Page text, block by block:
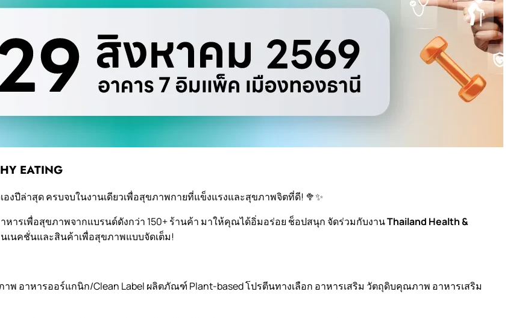
EATING
องปีล่าสุด ครบจบในงานเดียวเพื่อสุขภาพกายที่แข็งแรงและสุขภาพจิตที่ดี! 🥦✨
ารเพื่อสุขภาพจากแบรนด์ดังกว่า 150+ ร้านค้า มาให้คุณได้อิ่มอร่อย ช็อปสนุก จัดร่วมกับงานThailand Health &
เนคชั่นและสินค้าเพื่อสุขภาพแบบจัดเต็ม!
พ อาหารออร์แกนิก/Clean Label ผลิตภัณฑ์ Plant-based โปรตีนทางเลือก อาหารเสริม วัตถุดิบคุณภาพ อาหารเสริม